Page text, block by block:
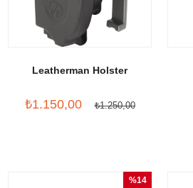
Leatherman Holster
₺1.150,00 ₺1.250,00
%14